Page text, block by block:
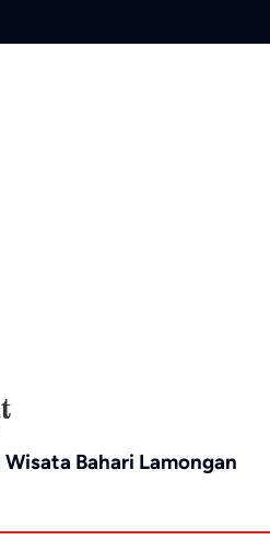
Bahari Lamongan